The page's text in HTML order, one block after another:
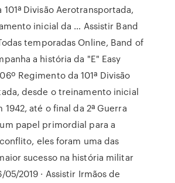
Divisão Aerotransportada,
inicial da … Assistir Band
temporadas Online, Band of
a história da "E" Easy
Regimento da 101ª Divisão
desde o treinamento inicial
até o final da 2ª Guerra
papel primordial para a
eles foram uma das
sucesso na história militar
2019 · Assistir Irmãos de